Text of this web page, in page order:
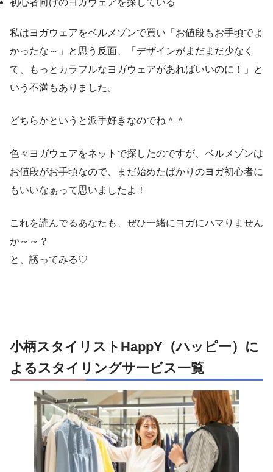
私はヨガウェアをベルメゾンで買い「お値段もお手頃でよ
かったな～」と思う反面、「デザインがまだまだ少なく
て、もっとカラフルなヨガウェアがあればいいのに！」と
いう不満もありました。
どちらかというと派手好きなのでね＾＾
色々ヨガウェアをネットで探したのですが、ベルメゾンは
お値段がお手頃なので、まだ始めたばかりのヨガ初心者に
もいいなぁって思いましたよ！
これを読んでるあなたも、ぜひ一緒にヨガにハマりません
か～～？
と、誘ってみる♡
小柄スタイリストHappY（ハッピー）に
よるスタイリングサービス一覧